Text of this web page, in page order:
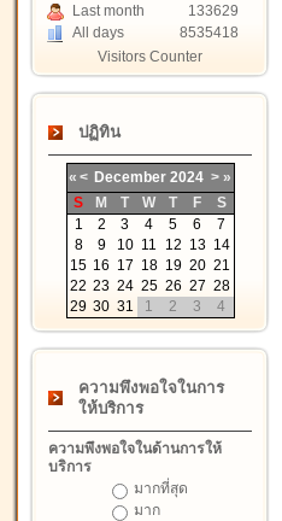
Last month
133629
All days
8535418
Visitors Counter
ปฏิทิน
« < December 2024 > »
S
M T W T F
S
1
2 3 4 5 6
7
8
9 10 11 12 13 14
15 16 17 18 19 20 21
22 23 24 25 26 27 28
29 30 31 1 2 3 4
ความพึงพอใจในการ
ให้บริการ
ความพึงพอใจในด้านการให้
บริการ
มากที่สุด
มาก